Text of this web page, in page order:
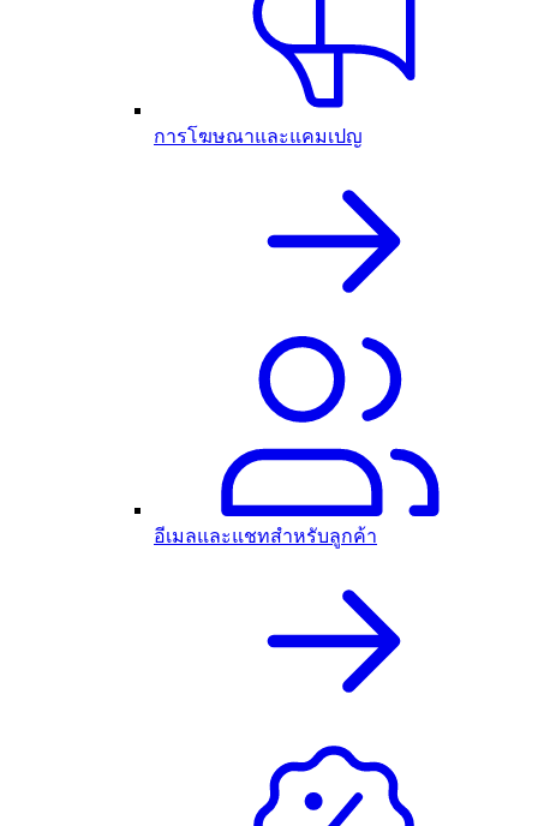
การโฆษณาและแคมเปญ
อีเมลและแชทสำหรับลูกค้า